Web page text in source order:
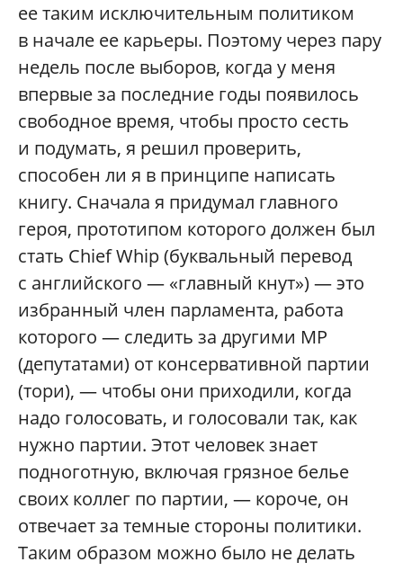
ее таким исключительным политиком
в начале ее карьеры. Поэтому через пару
недель после выборов, когда у меня
впервые за последние годы появилось
свободное время, чтобы просто сесть
и подумать, я решил проверить,
способен ли я в принципе написать
книгу. Сначала я придумал главного
героя, прототипом которого должен был
стать Chief Whip (буквальный перевод
с английского — «главный кнут») — это
избранный член парламента, работа
которого — следить за другими MP
(депутатами) от консервативной партии
(тори), — чтобы они приходили, когда
надо голосовать, и голосовали так, как
нужно партии. Этот человек знает
подноготную, включая грязное белье
своих коллег по партии, — короче, он
отвечает за темные стороны политики.
Таким образом можно было не делать